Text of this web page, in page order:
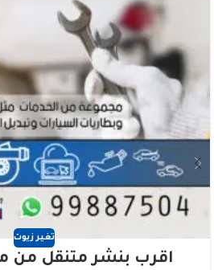
تغير زيوت
اقرب بنشر متنقل من